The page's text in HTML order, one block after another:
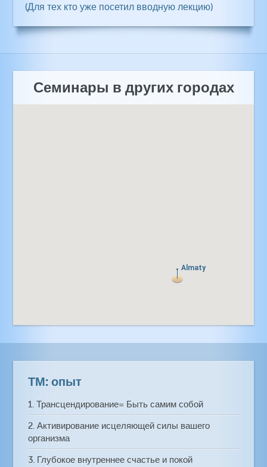
(Для тех кто уже посетил вводную лекцию)
Семинары в других городах
Almaty
Almaty
ТМ: опыт
1. Трансцендирование= Быть самим собой
2. Активирование исцеляющей силы вашего
организма
3. Глубокое внутреннее счастье и покой